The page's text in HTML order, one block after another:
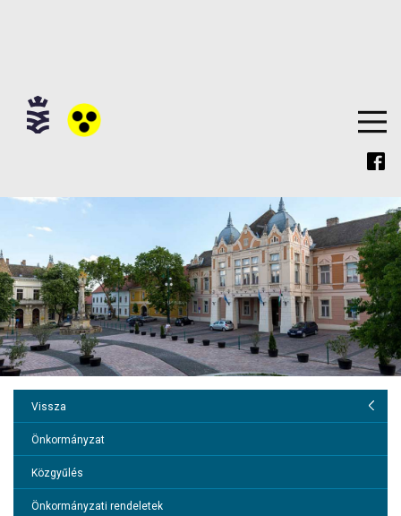
Hírek
Önkormányzat
Vissza
Önkormányzat
Közgyűlés
Önkormányzati rendeletek
Polgármesteri Hivatal
Bor, turizmus, szabadidő